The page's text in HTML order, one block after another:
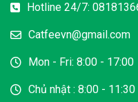
Hotline 24/7:
Catfeevn@gmail.com
Mon - Fri: 8:00 - 17:00
Chủ nhật : 8:00 - 11:30